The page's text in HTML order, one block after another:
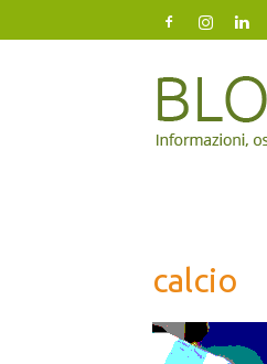
Mediazione
calcio